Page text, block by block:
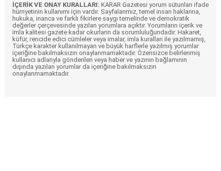
İÇERİK VE ONAY KURALLARI: KARAR Gazetesi yorum sütunları ifade
hürriyetinin kullanımı için vardır. Sayfalarımız, temel insan haklarına,
hukuka, inanca ve farklı fikirlere saygı temelinde ve demokratik
değerler çerçevesinde yazılan yorumlara açıktır. Yorumların içerik ve
imla kalitesi gazete kadar okurların da sorumluluğundadır. Hakaret,
küfür, rencide edici cümleler veya imalar, imla kuralları ile yazılmamış,
Türkçe karakter kullanılmayan ve büyük harflerle yazılmış yorumlar
içeriğine bakılmaksızın onaylanmamaktadır. Özensizce belirlenmiş
kullanıcı adlarıyla gönderilen veya haber ve yazının bağlamının
dışında yazılan yorumlar da içeriğine bakılmaksızın
onaylanmamaktadır.